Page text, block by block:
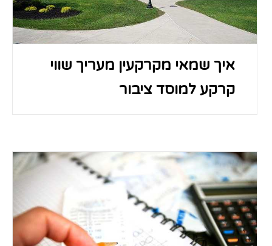
איך שמאי מקרקעין מעריך שווי
קרקע למוסד ציבור